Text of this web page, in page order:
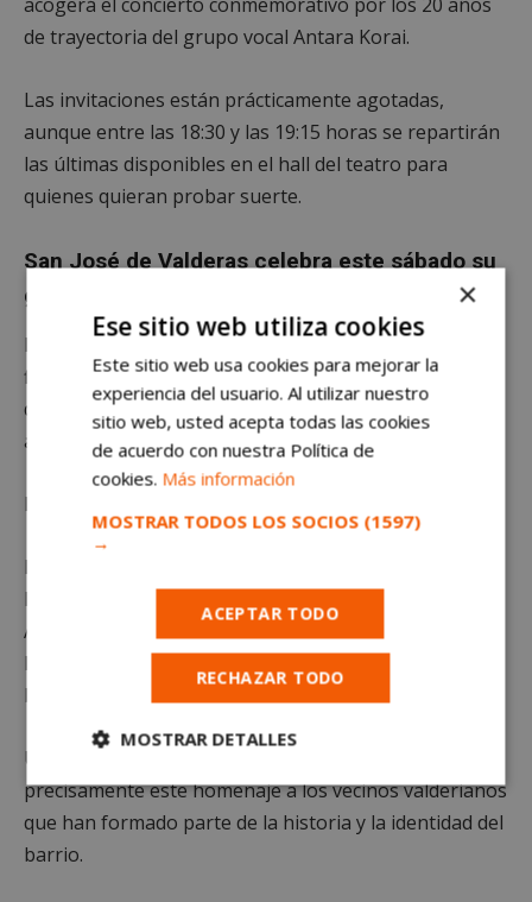
de trayectoria del grupo vocal Antara Korai.
Las invitaciones están prácticamente agotadas,
aunque entre las 18:30 y las 19:15 horas se repartirán
las últimas disponibles en el hall del teatro para
quienes quieran probar suerte.
San José de Valderas celebra este sábado su
gran fiesta popular
El sábado 30 de mayo llegará el día grande de las
fiestas de San José de Valderas, con actividades
durante prácticamente toda la jornada en los
alrededores de la Escuela de Música.
La programación incluirá:
Desfile de Gigantes y Cabezudos.
Fiesta de la espuma.
Actividades familiares.
Entrega de reconocimientos a vecinos históricos del
barrio.
Uno de los momentos más emotivos será
precisamente este homenaje a los vecinos valderianos
que han formado parte de la historia y la identidad del
barrio.
×
Ese sitio web utiliza cookies
Este sitio web usa cookies para mejorar la
experiencia del usuario. Al utilizar nuestro
sitio web, usted acepta todas las cookies
de acuerdo con nuestra Política de
cookies. Más información
MOSTRAR TODOS LOS SOCIOS (1597)
→
ACEPTAR TODO
RECHAZAR TODO
MOSTRAR DETALLES
Cookies
necesarias
Cookies de